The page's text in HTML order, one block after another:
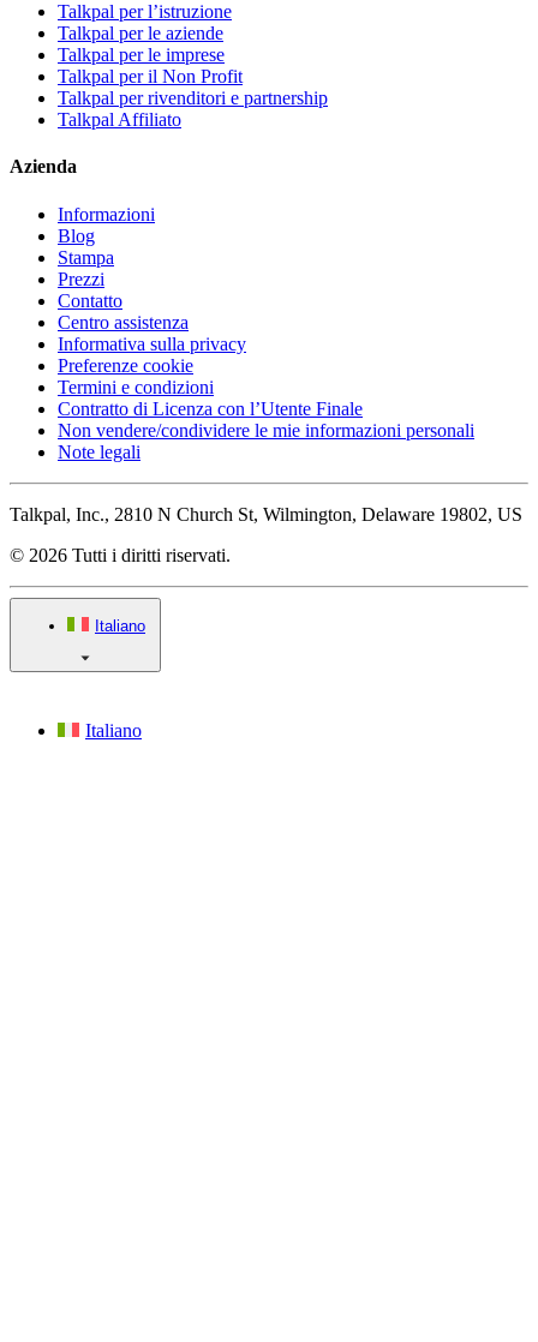
Talkpal per l’istruzione
Talkpal per le aziende
Talkpal per le imprese
Talkpal per il Non Profit
Talkpal per rivenditori e partnership
Talkpal Affiliato
Azienda
Informazioni
Blog
Stampa
Prezzi
Contatto
Centro assistenza
Informativa sulla privacy
Preferenze cookie
Termini e condizioni
Contratto di Licenza con l’Utente Finale
Non vendere/condividere le mie informazioni personali
Note legali
Talkpal, Inc., 2810 N Church St, Wilmington, Delaware 19802, US
© 2026 Tutti i diritti riservati.
Italiano
Italiano